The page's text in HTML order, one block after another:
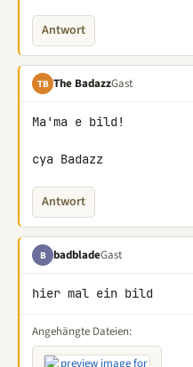
Antwort
TB The BadazzGast
Ma'ma e bild!
cya Badazz
Antwort
B badbladeGast
hier mal ein bild
Angehängte Dateien: